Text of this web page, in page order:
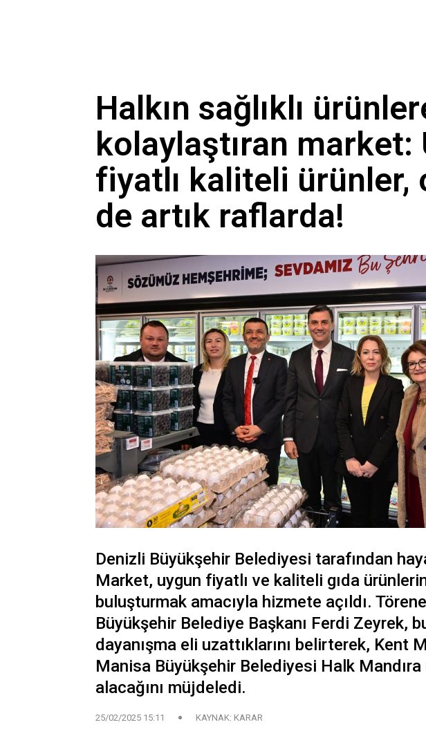
Halkın sağlıklı
kolaylaştıran market:
fiyatlı kaliteli ürünler,
de artık raflarda!
Denizli Büyükşehir Belediyesi tarafından
Market, uygun fiyatlı ve kaliteli gıda
buluşturmak amacıyla hizmete açıldı.
Büyükşehir Belediye Başkanı Ferdi Zeyrek,
dayanışma eli uzattıklarını belirterek, Kent
Manisa Büyükşehir Belediyesi Halk
alacağını müjdeledi.
25/02/2025 15:11 KAYNAK: KARAR